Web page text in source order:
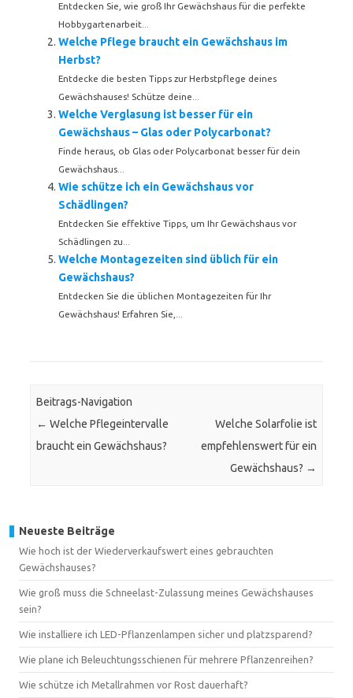
Entdecken Sie, wie groß Ihr Gewächshaus für die perfekte
Hobbygartenarbeit...
Welche Pflege braucht ein Gewächshaus im
Herbst?
Entdecke die besten Tipps zur Herbstpflege deines
Gewächshauses! Schütze deine...
Welche Verglasung ist besser für ein
Gewächshaus – Glas oder Polycarbonat?
Finde heraus, ob Glas oder Polycarbonat besser für dein
Gewächshaus...
Wie schütze ich ein Gewächshaus vor
Schädlingen?
Entdecken Sie effektive Tipps, um Ihr Gewächshaus vor
Schädlingen zu...
Welche Montagezeiten sind üblich für ein
Gewächshaus?
Entdecken Sie die üblichen Montagezeiten für Ihr
Gewächshaus! Erfahren Sie,...
Beitrags-Navigation
← Welche Pflegeintervalle
braucht ein Gewächshaus?
Welche Solarfolie ist
empfehlenswert für ein
Gewächshaus? →
Neueste Beiträge
Wie hoch ist der Wiederverkaufswert eines gebrauchten
Gewächshauses?
Wie groß muss die Schneelast-Zulassung meines Gewächshauses
sein?
Wie installiere ich LED-Pflanzenlampen sicher und platzsparend?
Wie plane ich Beleuchtungsschienen für mehrere Pflanzenreihen?
Wie schütze ich Metallrahmen vor Rost dauerhaft?